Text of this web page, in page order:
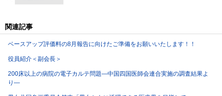
関連記事
ベースアップ評価料の8月報告に向けたご準備をお願いいたします！！
役員紹介＜副会長＞
200床以上の病院の電子カルテ問題―中国四国医師会連合実施の調査結果よ
り―